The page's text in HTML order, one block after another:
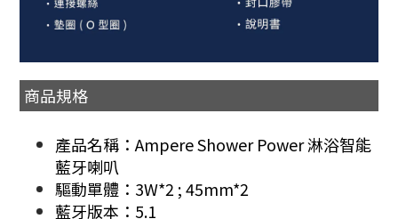
商品規格
產品名稱：Ampere Shower Power 淋浴智能
藍牙喇叭
驅動單體：3W*2 ; 45mm*2
藍牙版本：5.1